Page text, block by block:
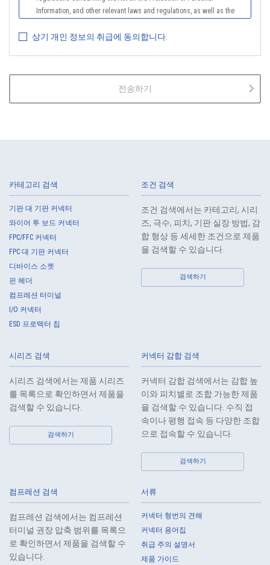
Information, and other relevant laws and regulations, as well as the
(General Rules), and other national guidelines for which compliance is
information of the Customers, etc., and use the information within the
scope of the purposes of use, except for cases that this procedure is
4.
The Company shall educate employees to understand the importance
of personal data and handle personal data appropriately. If employees
are required to handle the personal data of the Customers, etc., the
Company shall supervise such data as required and appropriate so as
to ensure the security control of the personal data of the Customers,
etc.
When the Company entrusts the handling of the personal data of the
Customers, etc., the Company shall supervise the handling of such
data as required and appropriate so as to ensure such data
appropriate security control of the personal data of the Customers, etc.
obtaining the prior consent of the individual.
Except as otherwise required by law, the Company shall properly fulfill
the verification and recording obligations stipulated by law when the
When preparing the anonymously processed information, the Company
shall comply with the standards prescribed by laws and regulations
and implement appropriate security control measures.
In the case of the leak of personal information or other such incidents,
the extent reasonable and take steps to prevent recurrence, based on
the principle that the Customers, etc. shall be protected first.
10. The Company will continuously review and regularly evaluate the
management systems and measures to protect personal data, and
strive to improve the management systems and measures.
상기 개인 정보의 취급에 동의합니다.
전송하기
카테고리 검색
기판 대 기판 커넥터
와이어 투 보드 커넥터
FPC/FFC 커넥터
FPC 대 기판 커넥터
디바이스 소켓
핀 헤더
컴프레션 터미널
I/O 커넥터
ESD 프로텍터 칩
조건 검색
조건 검색에서는 카테고리, 시리
즈, 극수, 피치, 기판 실장 방법, 감
합 형상 등 세세한 조건으로 제품
을 검색할 수 있습니다.
검색하기
시리즈 검색
시리즈 검색에서는 제품 시리즈
를 목록으로 확인하면서 제품을
검색할 수 있습니다.
검색하기
커넥터 감합 검색
커넥터 감합 검색에서는 감합 높
이와 피치별로 조합 가능한 제품
을 검색할 수 있습니다. 수직 접
속이나 평행 접속 등 다양한 조합
으로 접속할 수 있습니다.
검색하기
컴프레션 검색
컴프레션 검색에서는 컴프레션
터미널 권장 압축 범위를 목록으
로 확인하면서 제품을 검색할 수
있습니다.
서류
커넥터 형번의 견해
커넥터 용어집
취급 주의 설명서
제품 가이드